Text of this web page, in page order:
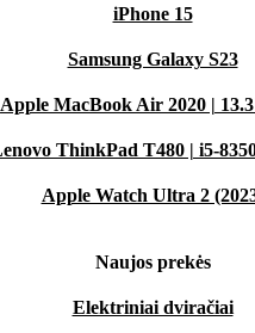
iPhone 15
Samsung Galaxy S23
Apple MacBook Air 2020 |
ThinkPad T480 | i5-
Apple Watch Ultra 2
Naujos prekės
Elektriniai dviračiai